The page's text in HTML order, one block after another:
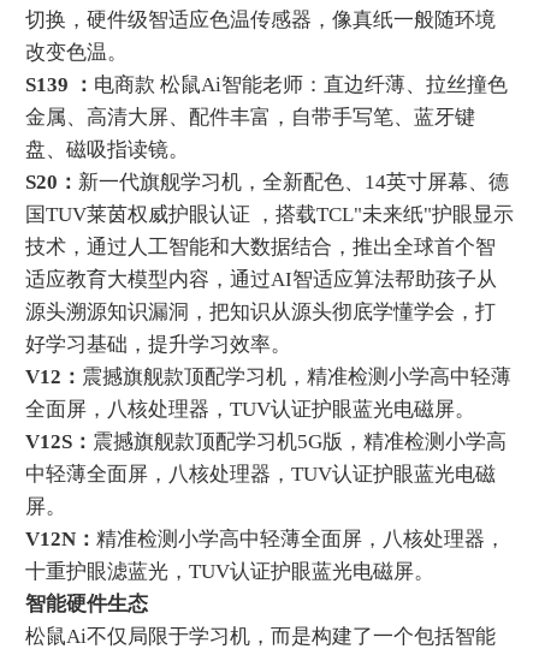
切换，硬件级智适应色温传感器，像真纸一般随环境
改变色温。
S139 ： 电商款 松鼠Ai智能老师：直边纤薄、拉丝撞色
金属、高清大屏、配件丰富，自带手写笔、蓝牙键
盘、磁吸指读镜。
S20： 新一代旗舰学习机，全新配色、14英寸屏幕、德
国TUV莱茵权威护眼认证 ，搭载TCL"未来纸"护眼显示
技术，通过人工智能和大数据结合，推出全球首个智
适应教育大模型内容，通过AI智适应算法帮助孩子从
源头溯源知识漏洞，把知识从源头彻底学懂学会，打
好学习基础，提升学习效率。
V12： 震撼旗舰款顶配学习机，精准检测小学高中轻薄
全面屏，八核处理器，TUV认证护眼蓝光电磁屏。
V12S： 震撼旗舰款顶配学习机5G版，精准检测小学高
中轻薄全面屏，八核处理器，TUV认证护眼蓝光电磁
屏。
V12N： 精准检测小学高中轻薄全面屏，八核处理器，
十重护眼滤蓝光，TUV认证护眼蓝光电磁屏。
智能硬件生态
‌松鼠Ai不仅局限于学习机，而是构建了一个包括智能